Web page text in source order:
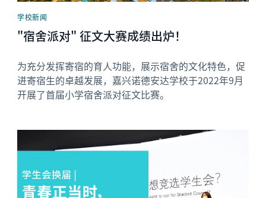
学校新闻
"宿舍派对" 征文大赛成绩出炉！
为充分发挥寄宿的育人功能，展示宿舍的文化特色，促
进寄宿生的卓越发展，嘉兴诺德安达学校于2022年9月
开展了首届小学宿舍派对征文比赛。